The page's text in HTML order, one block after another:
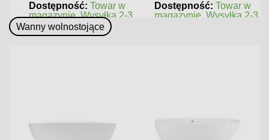
Dostępność: Towar w
magazynie. Wysyłka 2-3
dni.
Dostępność: Towar w
magazynie. Wysyłka 2-3
Wanny wolnostojące